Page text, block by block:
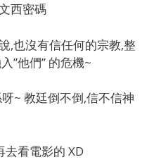
西密碼
,也沒有信任何的宗教,整
”他們” 的危機~
~ 教廷倒不倒,信不信神
看電影的 XD